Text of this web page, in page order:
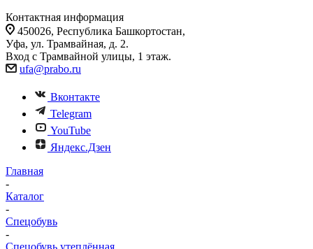
Контактная информация
450026, Республика Башкортостан,
Уфа, ул. Трамвайная, д. 2.
Вход с Трамвайной улицы, 1 этаж.
ufa@prabo.ru
Вконтакте
Telegram
YouTube
Яндекс.Дзен
Главная
-
Каталог
-
Спецобувь
-
Спецобувь утеплённая